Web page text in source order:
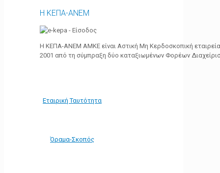
Η ΚΕΠΑ-ΑΝΕΜ
Η ΚΕΠΑ-ΑΝΕΜ ΑΜΚΕ είναι Αστική Μη Κερδοσκοπική
2001 από τη σύμπραξη δύο καταξιωμένων Φορέων
Εταιρική Ταυτότητα
Όραμα-Σκοπός